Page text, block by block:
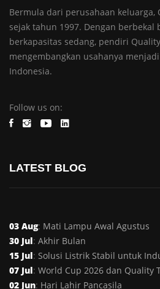
Bermula dari perusahaan
sejak tahun 1997. Dengan berbekal
berkapasitas sedang, pendiri
mengembangkan usahanya
Indonesia.
Follow us on:
LATEST BLOG
03 Aug: Mati Lampu Awal Agustus
30 Jul: Akhir Bulan
15 Jul: Solusi Listrik Stabil untuk
07 Jul: World Cup 2026 dan Quality
02 Jun: Hari Lahir Pancasila